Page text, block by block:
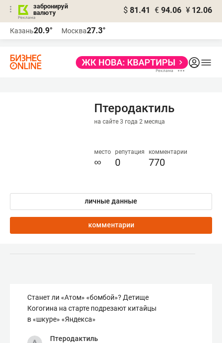
забронируй
валюту
$ 81.41 € 94.06 ¥ 12.06
Казань20.9° Москва27.3°
Птеродактиль
на сайте 3 года 2 месяца
место
∞
репутация
0
комментарии
770
личные данные
комментарии
Станет ли «Атом» «бомбой»? Детище
Когогина на старте подрезают китайцы
в «шкуре» «Яндекса»
Птеродактиль